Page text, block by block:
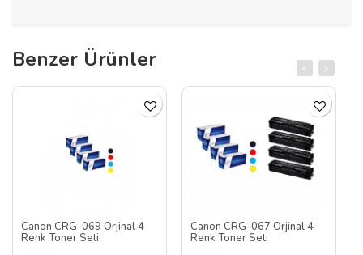
Benzer Ürünler
Canon CRG-069 Orjinal 4
Renk Toner Seti
Canon CRG-067 Orjinal 4
Renk Toner Seti